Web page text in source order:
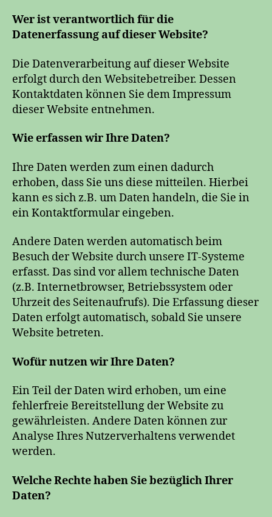
Wer ist verantwortlich für die
Datenerfassung auf dieser Website?
Die Datenverarbeitung auf dieser Website
erfolgt durch den Websitebetreiber. Dessen
Kontaktdaten können Sie dem Impressum
dieser Website entnehmen.
Wie erfassen wir Ihre Daten?
Ihre Daten werden zum einen dadurch
erhoben, dass Sie uns diese mitteilen. Hierbei
kann es sich z.B. um Daten handeln, die Sie in
ein Kontaktformular eingeben.
Andere Daten werden automatisch beim
Besuch der Website durch unsere IT-Systeme
erfasst. Das sind vor allem technische Daten
(z.B. Internetbrowser, Betriebssystem oder
Uhrzeit des Seitenaufrufs). Die Erfassung dieser
Daten erfolgt automatisch, sobald Sie unsere
Website betreten.
Wofür nutzen wir Ihre Daten?
Ein Teil der Daten wird erhoben, um eine
fehlerfreie Bereitstellung der Website zu
gewährleisten. Andere Daten können zur
Analyse Ihres Nutzerverhaltens verwendet
werden.
Welche Rechte haben Sie bezüglich Ihrer
Daten?